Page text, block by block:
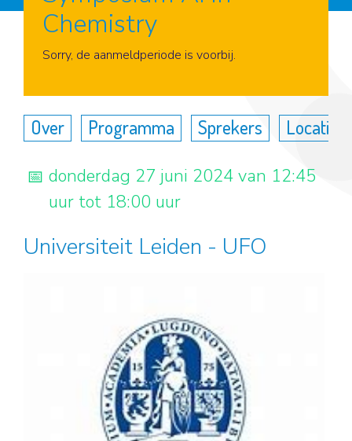
Chemistry
Aanmelden
Sorry, de aanmeldperiode is voorbij.
Over Programma Sprekers Locatie
donderdag 27 juni 2024 van 12:45
uur tot 18:00 uur
Universiteit Leiden - UFO